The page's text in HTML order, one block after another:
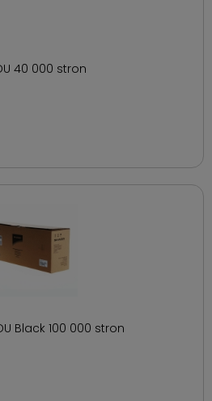
40 000 stron
Black 100 000 stron